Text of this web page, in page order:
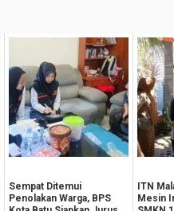
Sempat Ditemui
Penolakan Warga, BPS
ITN
Mesin